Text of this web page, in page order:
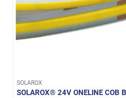
SOLAROX
SOLAROX® 24V ONELINE COB